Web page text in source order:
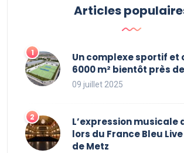
Articles
Un complexe sportif et
6000 m² bientôt près
09 juillet 2025
L’expression musicale
lors du France Bleu
de Metz